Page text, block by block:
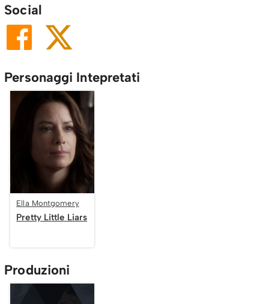
Social
Personaggi Intepretati
Ella Montgomery
Pretty Little Liars
Produzioni